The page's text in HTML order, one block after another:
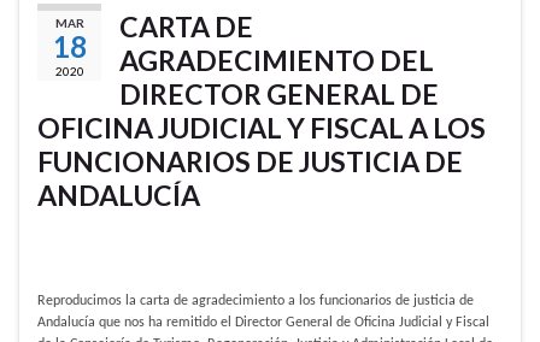
MAR
18
2020
CARTA DE
AGRADECIMIENTO DEL
DIRECTOR GENERAL DE
OFICINA JUDICIAL Y FISCAL A LOS
FUNCIONARIOS DE JUSTICIA DE
ANDALUCÍA
Reproducimos la carta de agradecimiento a los funcionarios de justicia de
Andalucía que nos ha remitido el Director General de Oficina Judicial y Fiscal